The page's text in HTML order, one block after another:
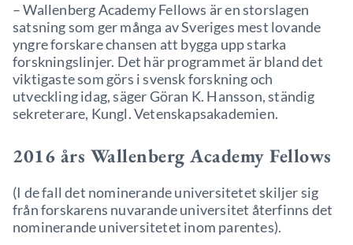
– Wallenberg Academy Fellows är en storslagen
satsning som ger många av Sveriges mest lovande
yngre forskare chansen att bygga upp starka
forskningslinjer. Det här programmet är bland det
viktigaste som görs i svensk forskning och
utveckling idag, säger Göran K. Hansson, ständig
sekreterare, Kungl. Vetenskapsakademien.
2016 års Wallenberg Academy Fellows
(I de fall det nominerande universitetet skiljer sig
från forskarens nuvarande universitet återfinns det
nominerande universitetet inom parentes).